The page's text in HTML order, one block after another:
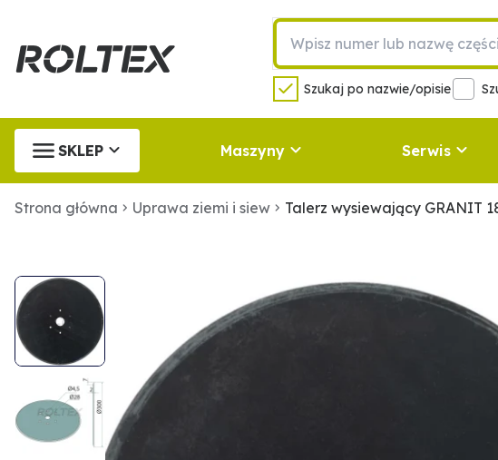
Szukaj po nazwie/opisie
SKLEP Maszyny Serwis
Strona główna Uprawa ziemi i siew Talerz wysiewający GRANIT